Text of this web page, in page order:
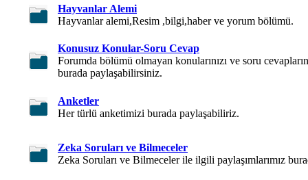
Hayvanlar Alemi
Hayvanlar alemi,Resim ,bilgi,haber ve yorum bölümü.
Konusuz Konular-Soru Cevap
Forumda bölümü olmayan konularınızı ve soru
burada paylaşabilirsiniz.
Anketler
Her türlü anketimizi burada paylaşabiliriz.
Zeka Soruları ve Bilmeceler
Zeka Soruları ve Bilmeceler ile ilgili paylaşımlarımız